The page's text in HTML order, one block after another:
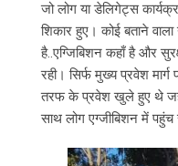
जो लोग या डेलिगेट्स
शिकार हुए। कोई बताने
है..एग्जिबिशन कहाँ है और
रही। सिर्फ मुख्य प्रवेश मार्ग
तरफ के प्रवेश खुले हुए थे
साथ लोग एग्जीबिशन में